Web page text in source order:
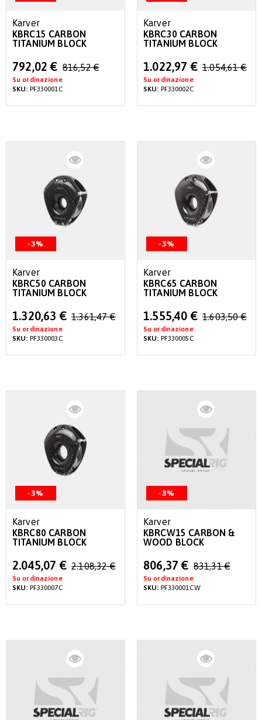
Karver
KBRC15 CARBON
TITANIUM BLOCK
Special
Price
792,02 € 816,52 €
Su ordinazione
SKU: PF330001C
Karver
KBRC30 CARBON
TITANIUM BLOCK
Special
Price
1.022,97 € 1.054,61 €
Su ordinazione
SKU: PF330002C
-3%
Karver
KBRC50 CARBON
TITANIUM BLOCK
Special
Price
1.320,63 € 1.361,47 €
Su ordinazione
SKU: PF330003C
-3%
Karver
KBRC65 CARBON
TITANIUM BLOCK
Special
Price
1.555,40 € 1.603,50 €
Su ordinazione
SKU: PF330005C
-3%
Karver
KBRC80 CARBON
TITANIUM BLOCK
Special
Price
2.045,07 € 2.108,32 €
Su ordinazione
SKU: PF330007C
-3%
Karver
KBRCW15 CARBON &
WOOD BLOCK
Special
Price
806,37 € 831,31 €
Su ordinazione
SKU: PF330001CW